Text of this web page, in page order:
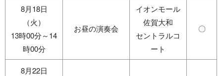
8月18日
（火）
13時00分～14
時00分
お昼の演奏会
イオンモール
佐賀大和
セントラルコ
ート
〇
8月22日